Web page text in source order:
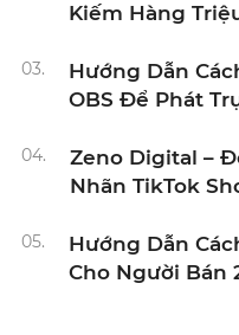
Kiếm Hàng
03.
Hướng Dẫn
OBS Để Phát
04.
Zeno Digital –
Nhãn TikTok
05.
Hướng Dẫn
Cho Người Bán